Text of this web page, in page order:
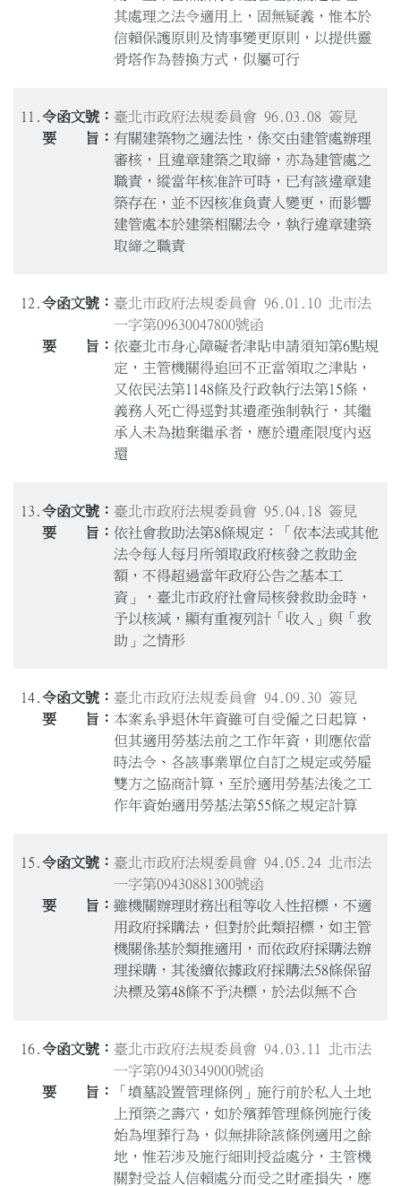
其處理之法令適用上，固無疑義，惟本於
信賴保護原則及情事變更原則，以提供靈
骨塔作為替換方式，似屬可行
11.
臺北市政府法規委員會 96.03.08 簽見
有關建築物之適法性，係交由建管處辦理
審核，且違章建築之取締，亦為建管處之
職責，縱當年核准許可時，已有該違章建
築存在，並不因核准負責人變更，而影響
建管處本於建築相關法令，執行違章建築
取締之職責
12.
臺北市政府法規委員會 96.01.10 北市法
一字第09630047800號函
依臺北市身心障礙者津貼申請須知第6點規
定，主管機關得追回不正當領取之津貼，
又依民法第1148條及行政執行法第15條，
義務人死亡得逕對其遺產強制執行，其繼
承人未為拋棄繼承者，應於遺產限度內返
還
13.
臺北市政府法規委員會 95.04.18 簽見
依社會救助法第8條規定：「依本法或其他
法令每人每月所領取政府核發之救助金
額，不得超過當年政府公告之基本工
資」，臺北市政府社會局核發救助金時，
予以核減，顯有重複列計「收入」與「救
助」之情形
14.
臺北市政府法規委員會 94.09.30 簽見
本案系爭退休年資雖可自受僱之日起算，
但其適用勞基法前之工作年資，則應依當
時法令、各該事業單位自訂之規定或勞雇
雙方之協商計算，至於適用勞基法後之工
作年資始適用勞基法第55條之規定計算
15.
臺北市政府法規委員會 94.05.24 北市法
一字第09430881300號函
雖機關辦理財務出租等收入性招標，不適
用政府採購法，但對於此類招標，如主管
機關係基於類推適用，而依政府採購法辦
理採購，其後續依據政府採購法58條保留
決標及第48條不予決標，於法似無不合
16.
臺北市政府法規委員會 94.03.11 北市法
一字第09430349000號函
「墳墓設置管理條例」施行前於私人土地
上預築之壽穴，如於殯葬管理條例施行後
始為埋葬行為，似無排除該條例適用之餘
地，惟若涉及施行細則授益處分，主管機
關對受益人信賴處分而受之財產損失，應